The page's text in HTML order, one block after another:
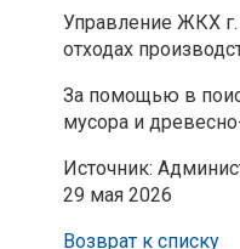
Управление ЖКХ
отходах
За помощью в
мусора и
Источник:
29 мая 2026
Возврат к списку